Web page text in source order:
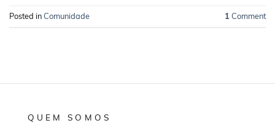
Posted inComunidade 1 Comment
QUEM SOMOS